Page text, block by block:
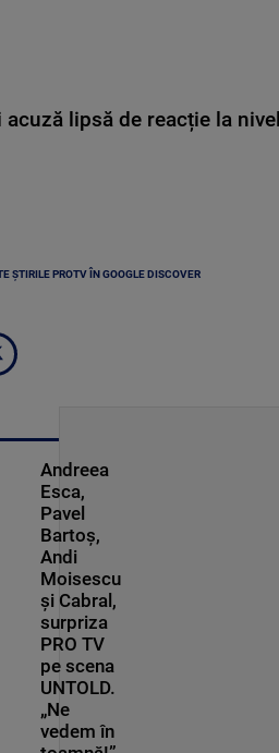
lipsă de reacție la nivel
ȘTIRILE PROTV ÎN GOOGLE DISCOVER
Andreea
Esca,
Pavel
Bartoș,
Andi
Moisescu
și Cabral,
surpriza
PRO TV
pe scena
UNTOLD.
„Ne
vedem în